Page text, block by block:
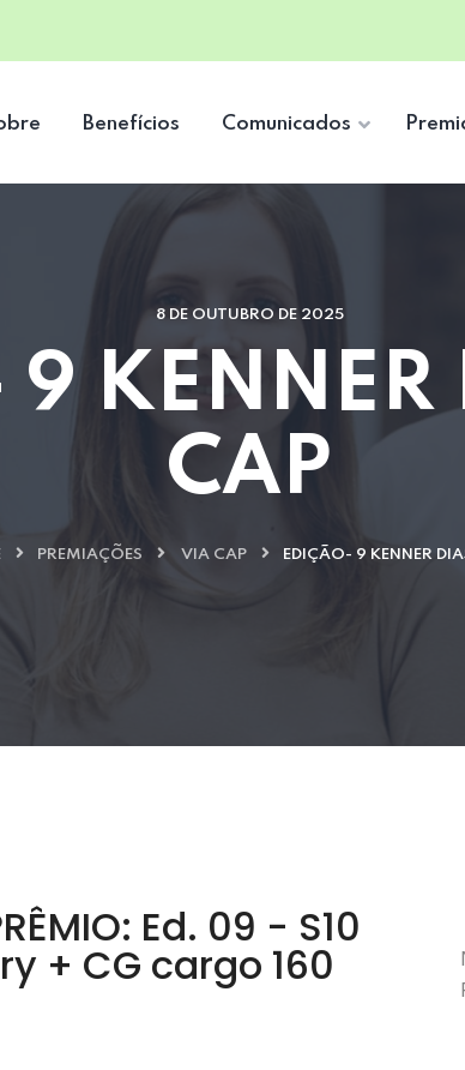
Benefícios Comunicados
8 DE OUTUBRO DE 2025
9
CAP
PREMIAÇÕES VIA CAP EDIÇÃO- 9 KENNER
Ed. 09 - S10
+ CG cargo 160